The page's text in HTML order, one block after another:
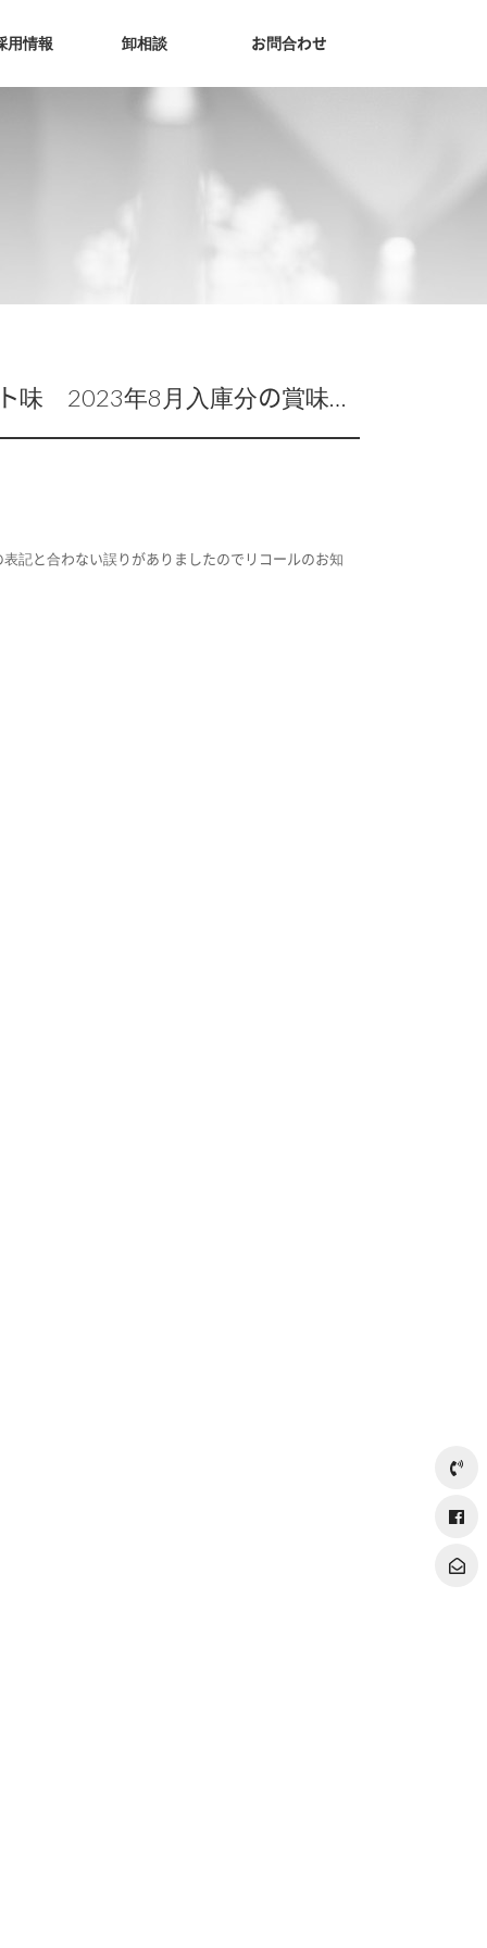
用情報 卸相談 お問合わせ
【リコールお知らせ】【TAVEEPHOL】 ククル ライチ味、ピーチ味、ヨーグルト味 2023年8月入庫分の賞味表記の誤り
記と合わない誤りがありましたのでリコールのお知